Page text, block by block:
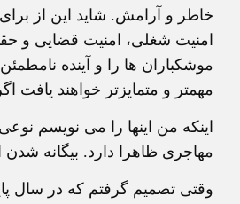
خاطر و آرامش. شاید این از
امنیت شغلی، امنیت قضایی و
موشکباران ها را و آینده
مهمتر و متمایزتر خواهند یافت
اینکه من اینها را می نویسم
مهاجری ظاهرا دارد. بیگانه
وقتی تصمیم گرفتم که در سال